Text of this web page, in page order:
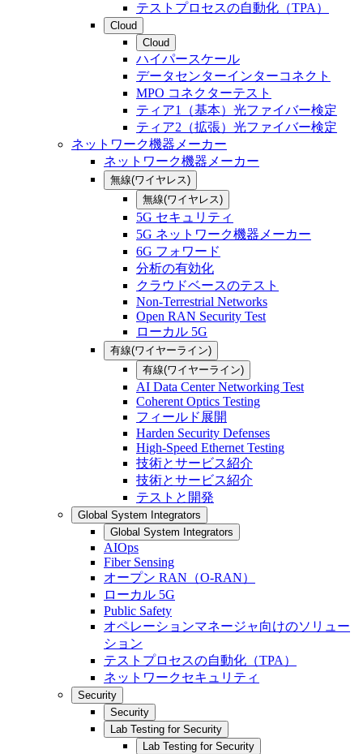
テストプロセスの自動化（TPA）
Cloud
Cloud
ハイパースケール
データセンターインターコネクト
MPO コネクターテスト
ティア1（基本）光ファイバー検定
ティア2（拡張）光ファイバー検定
ネットワーク機器メーカー
ネットワーク機器メーカー
無線(ワイヤレス)
無線(ワイヤレス)
5G セキュリティ
5G ネットワーク機器メーカー
6G フォワード
分析の有効化
クラウドベースのテスト
Non-Terrestrial Networks
Open RAN Security Test
ローカル 5G
有線(ワイヤーライン)
有線(ワイヤーライン)
AI Data Center Networking Test
Coherent Optics Testing
フィールド展開
Harden Security Defenses
High-Speed Ethernet Testing
技術とサービス紹介
技術とサービス紹介
テストと開発
Global System Integrators
Global System Integrators
AIOps
Fiber Sensing
オープン RAN（O-RAN）
ローカル 5G
Public Safety
オペレーションマネージャ向けのソリュー
ション
テストプロセスの自動化（TPA）
ネットワークセキュリティ
Security
Security
Lab Testing for Security
Lab Testing for Security